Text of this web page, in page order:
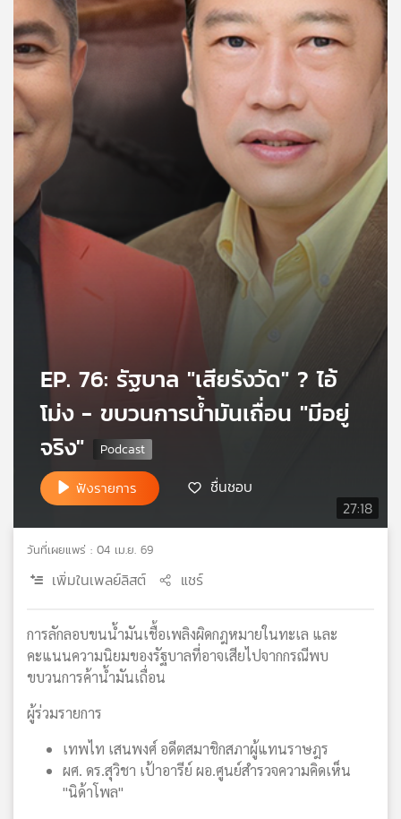
เพลง
บทความ
ข่าว
เครือ
เอส
วิทยุ
เครือ
ข่าย
27:18
EP. 76: รัฐบาล "เสียรังวัด" ? ไอ้
โม่ง - ขบวนการน้ำมันเถื่อน "มีอยู่
จริง"
ฟังรายการ ชื่นชอบ
วันที่เผยแพร่ : 04 เม.ย. 69
เพิ่มในเพลย์ลิสต์ แชร์
การลักลอบขนน้ำมันเชื้อเพลิงผิดกฎหมายในทะเล และ
คะแนนความนิยมของรัฐบาลที่อาจเสียไปจากกรณีพบ
ขบวนการค้าน้ำมันเถื่อน
ผู้ร่วมรายการ
เทพไท เสนพงศ์ อดีตสมาชิกสภาผู้แทนราษฎร
ผศ. ดร.สุวิชา เป้าอารีย์ ผอ.ศูนย์สำรวจความคิดเห็น
"นิด้าโพล"